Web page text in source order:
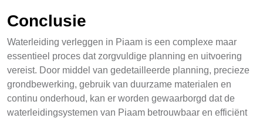
Conclusie
Waterleiding verleggen in Piaam is een complexe maar
essentieel proces dat zorgvuldige planning en uitvoering
vereist. Door middel van gedetailleerde planning, precieze
grondbewerking, gebruik van duurzame materialen en
continu onderhoud, kan er worden gewaarborgd dat de
waterleidingsystemen van Piaam betrouwbaar en efficiënt